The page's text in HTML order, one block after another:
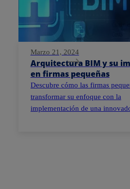
Marzo 21, 2024
Arquitectura BIM y su
en firmas pequeñas
Descubre cómo las firmas
transformar su enfoque con la
implementación de una